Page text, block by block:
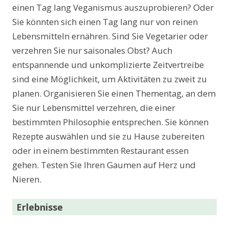
einen Tag lang Veganismus auszuprobieren? Oder
Sie könnten sich einen Tag lang nur von reinen
Lebensmitteln ernähren. Sind Sie Vegetarier oder
verzehren Sie nur saisonales Obst? Auch
entspannende und unkomplizierte Zeitvertreibe
sind eine Möglichkeit, um Aktivitäten zu zweit zu
planen. Organisieren Sie einen Thementag, an dem
Sie nur Lebensmittel verzehren, die einer
bestimmten Philosophie entsprechen. Sie können
Rezepte auswählen und sie zu Hause zubereiten
oder in einem bestimmten Restaurant essen
gehen. Testen Sie Ihren Gaumen auf Herz und
Nieren.
Erlebnisse